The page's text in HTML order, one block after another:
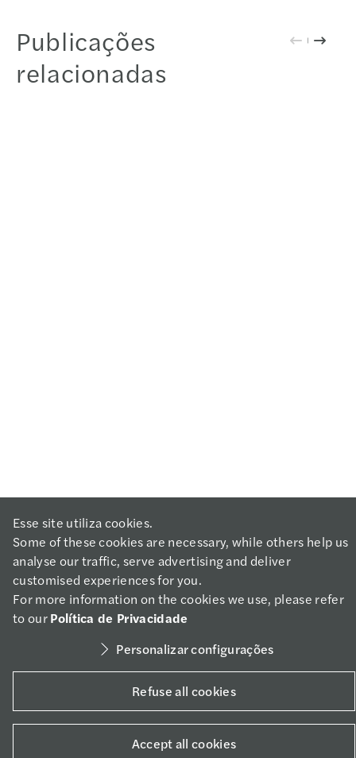
Publicações
relacionadas
Social media
Copyright 2021 - Mazars
Esse site utiliza cookies.
Some of these cookies are necessary, while others help us
analyse our traffic, serve advertising and deliver
customised experiences for you.
For more information on the cookies we use, please refer
to ourPolítica de Privacidade
Accept all cookies
Refuse all cookies
Personalizar configurações